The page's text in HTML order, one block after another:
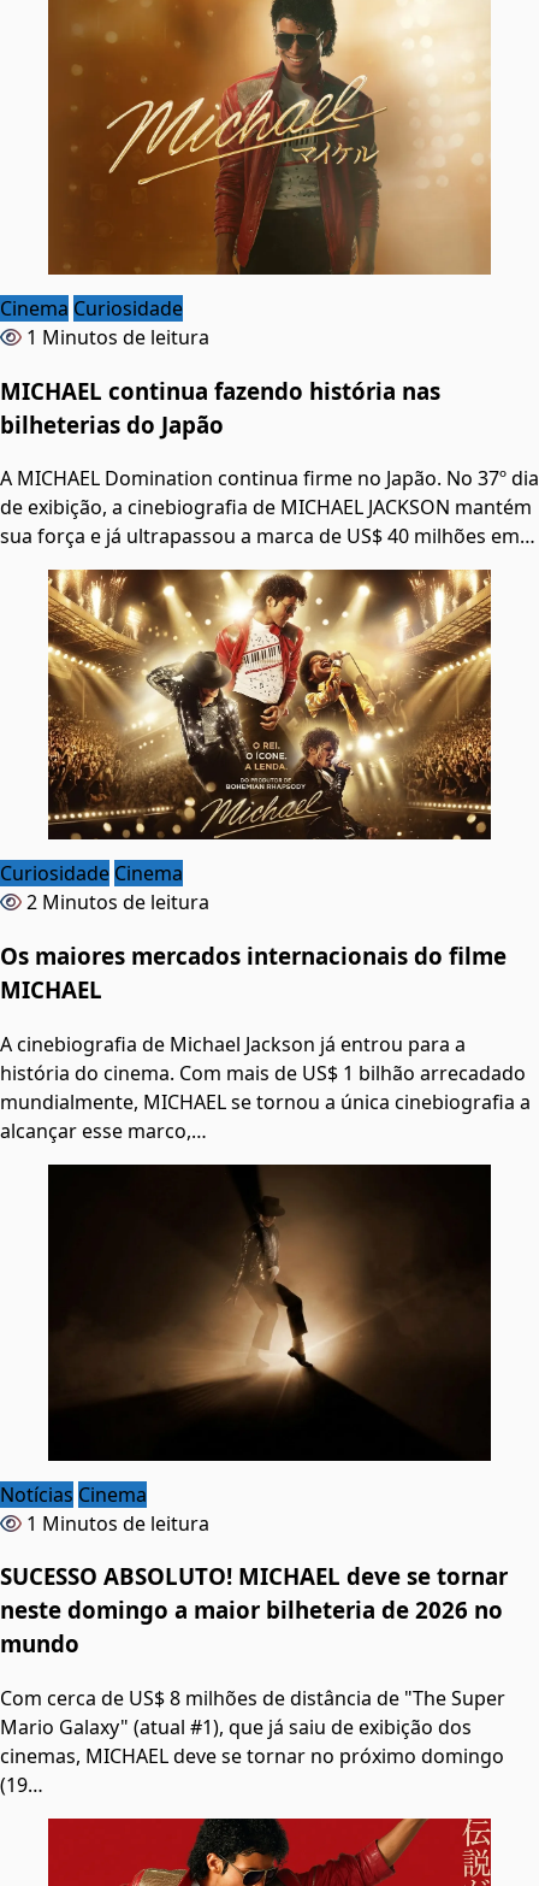
Cinema Curiosidade
1 Minutos de leitura
MICHAEL continua fazendo história nas
bilheterias do Japão
A MICHAEL Domination continua firme no Japão. No 37º dia
de exibição, a cinebiografia de MICHAEL JACKSON mantém
sua força e já ultrapassou a marca de US$ 40 milhões em…
Curiosidade Cinema
2 Minutos de leitura
Os maiores mercados internacionais do filme
MICHAEL
A cinebiografia de Michael Jackson já entrou para a
história do cinema. Com mais de US$ 1 bilhão arrecadado
mundialmente, MICHAEL se tornou a única cinebiografia a
alcançar esse marco,…
Notícias Cinema
1 Minutos de leitura
SUCESSO ABSOLUTO! MICHAEL deve se tornar
neste domingo a maior bilheteria de 2026 no
mundo
Com cerca de US$ 8 milhões de distância de "The Super
Mario Galaxy" (atual #1), que já saiu de exibição dos
cinemas, MICHAEL deve se tornar no próximo domingo
(19…